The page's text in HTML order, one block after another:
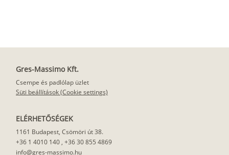
Gres-Massimo Kft.
Csempe és padlólap üzlet
Süti beállítások (Cookie settings)
ELÉRHETŐSÉGEK
1161 Budapest, Csömöri út 38.
+36 1 4010 140 , +36 30 855 4869
info@gres-massimo.hu